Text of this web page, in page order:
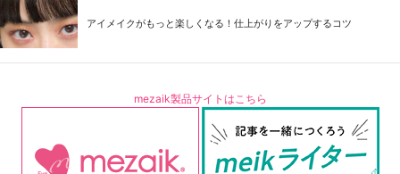
アイメイクがもっと楽しくなる！仕上がりをアップするコツ
mezaik製品サイトはこちら